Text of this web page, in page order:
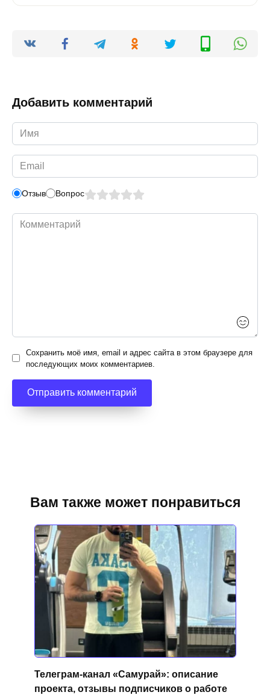
Добавить комментарий
Имя
*
Email
*
Отзыв Вопрос
Комментарий
Сохранить моё имя, email и адрес сайта в этом браузере для
последующих моих комментариев.
Вам также может понравиться
Телеграм-канал «Самурай»: описание
проекта, отзывы подписчиков о работе